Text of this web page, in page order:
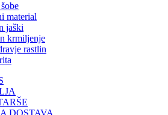
material
jaški
krmiljenje
rastlin
DOSTAVA